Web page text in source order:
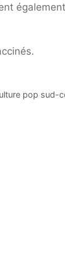
pop sud-